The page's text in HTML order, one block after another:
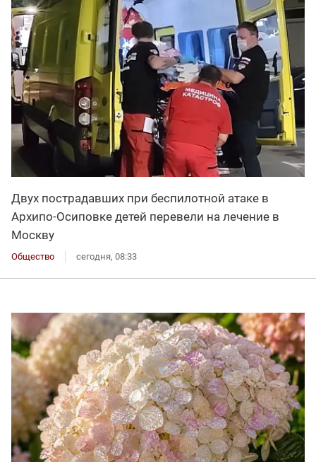
Двух пострадавших при беспилотной атаке в
Архипо-Осиповке детей перевели на лечение в
Москву
Общество сегодня, 08:33